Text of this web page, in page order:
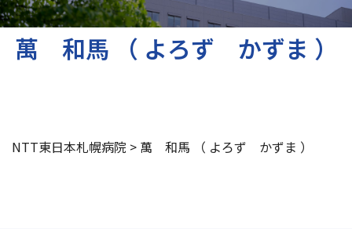
ご来院される方へ
医療・介護関係の方
萬 和馬 （ よろず かずま ）
NTT東日本札幌病院 > 萬 和馬 （ よろず かずま ）